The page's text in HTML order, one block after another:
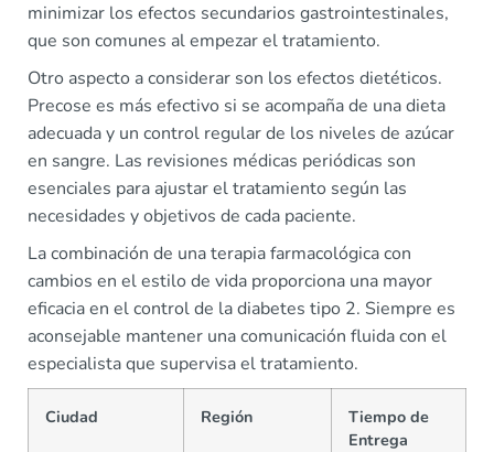
minimizar los efectos secundarios gastrointestinales,
que son comunes al empezar el tratamiento.
Otro aspecto a considerar son los efectos dietéticos.
Precose es más efectivo si se acompaña de una dieta
adecuada y un control regular de los niveles de azúcar
en sangre. Las revisiones médicas periódicas son
esenciales para ajustar el tratamiento según las
necesidades y objetivos de cada paciente.
La combinación de una terapia farmacológica con
cambios en el estilo de vida proporciona una mayor
eficacia en el control de la diabetes tipo 2. Siempre es
aconsejable mantener una comunicación fluida con el
especialista que supervisa el tratamiento.
Ciudad Región
Tiempo de
Entrega